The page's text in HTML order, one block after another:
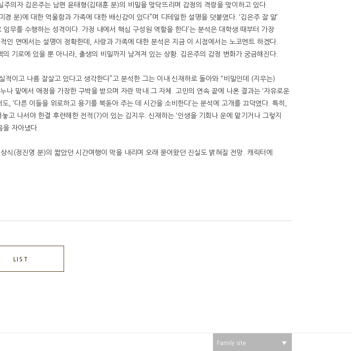
의자 김은주는 남편 윤태형(김태훈 분)의 비밀을 맞닥뜨리며 감정의 격랑을 맞이하고 있다.
분)에 대한 억울함과 가족에 대한 배신감이 있다”며 디테일한 설명을 덧붙였다. ‘김은주 잘 알’
무를 수행하는 성격이다. 가정 내에서 핵심 구성원 역할을 한다’는 분석은 대학생 때부터 가장
면에서는 설명이 정확한데, 사랑과 가족에 대한 분석은 지금 이 시점에서는 노코멘트 하겠다.
기로에 있을 뿐 아니라, 출생의 비밀까지 남겨져 있는 상황. 김은주의 감정 변화가 궁금해진다.
이고 나름 잘살고 있다고 생각한다”고 분석한 그는 이내 신재하로 돌아와 “비밀인데 (지우는)
나 밑에서 애정을 가장한 구박을 받으며 자란 막내 그 자체. 고민의 연속 끝에 나온 결과는 ‘자유로운
, ‘다른 이들을 위로하고 용기를 북돋아 주는 데 시간을 소비한다’는 분석에 고개를 끄덕였다. 특히,
나서야 한결 후련해한 전적(?)이 있는 김지우. 신재하는 ‘인생을 기회나 운에 맡기거나 그렇지
을 자아냈다.
식(정진영 분)의 짧았던 시간여행이 막을 내리며 오래 묻어왔던 진실도 밝혀질 전망. 캐릭터에
LIST
Family site ▼